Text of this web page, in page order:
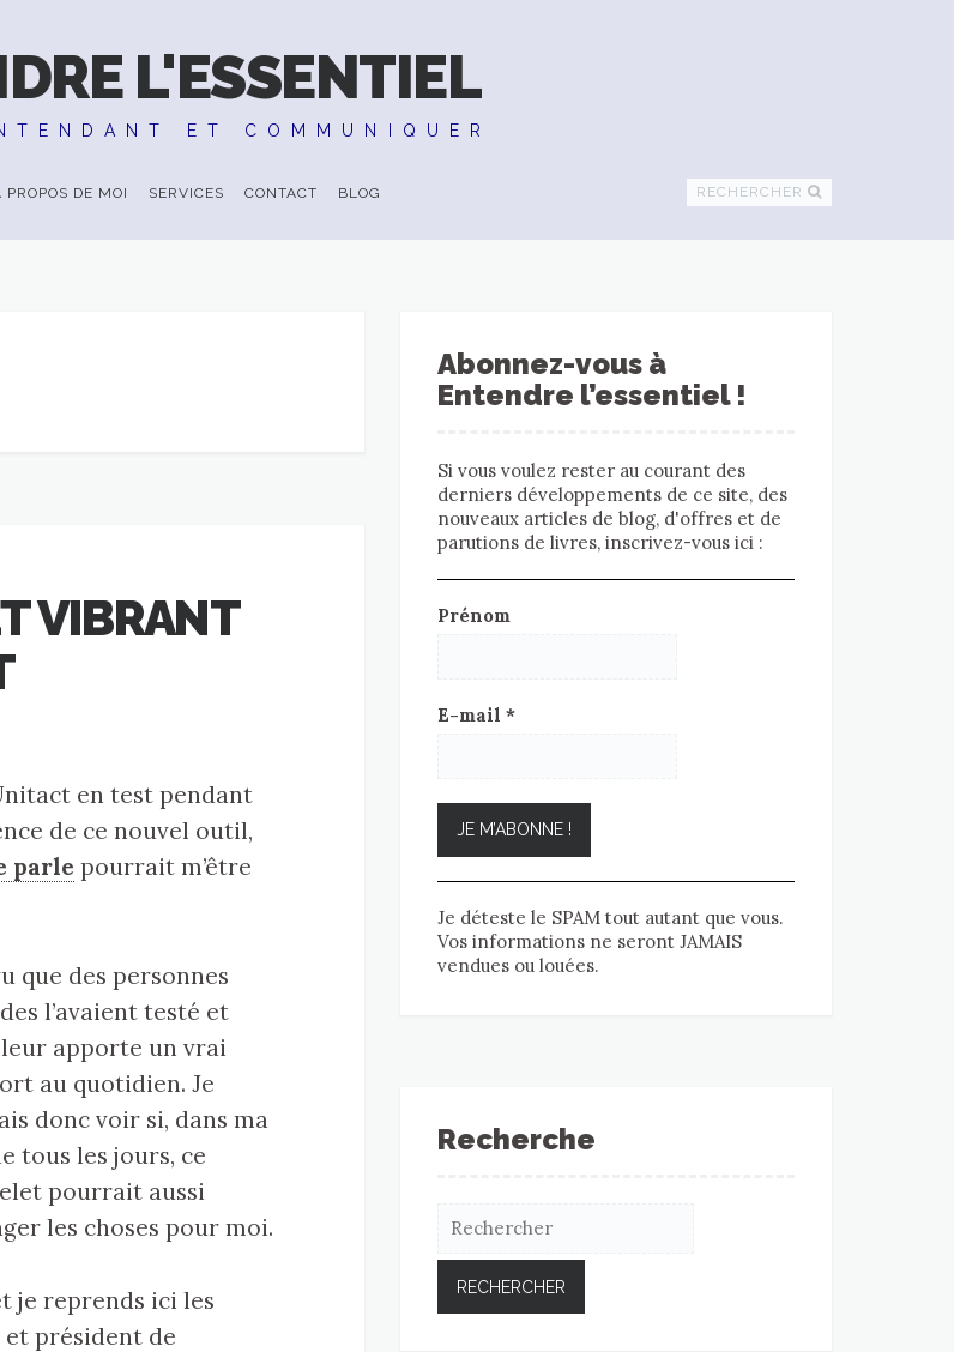
L'ESSENTIEL
ET COMMUNIQUER
PROPOS DE MOI SERVICES CONTACT BLOG RECHERCHER
VIBRANT
en test pendant
de ce nouvel outil,
parle pourrait m’être
que des personnes
l’avaient testé et
leur apporte un vrai
au quotidien. Je
donc voir si, dans ma
tous les jours, ce
pourrait aussi
les choses pour moi.
je reprends ici les
président de
Abonnez-vous à
Entendre l’essentiel !
Si vous voulez rester au courant des
derniers développements de ce site, des
nouveaux articles de blog, d'offres et de
parutions de livres, inscrivez-vous ici :
Prénom
E-mail *
Je déteste le SPAM tout autant que vous.
Vos informations ne seront JAMAIS
vendues ou louées.
Recherche